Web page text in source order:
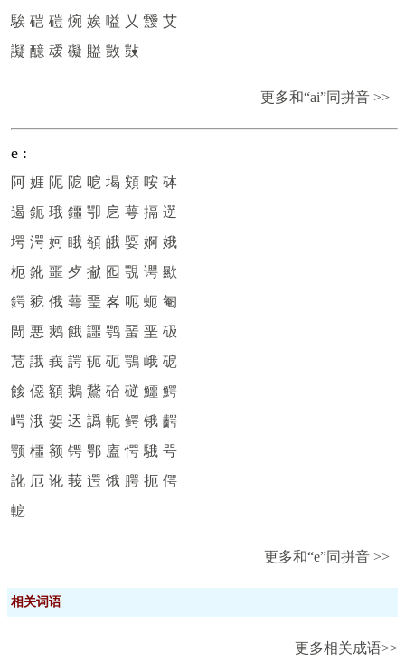
騃 硙 磑 焥 娭 嗌 乂 靉 艾
譺 醷 叆 礙 賹 敳 敱
更多和“ai”同拼音 >>
e :
阿 娾 阨 阸 呝 堨 頞 咹 砵
遏 鈪 珴 鑩 卾 戹 萼 搹 遻
堮 湂 妸 睋 頟 皒 娿 婀 娥
枙 鈋 噩 歺 擜 囮 覨 谔 歞
鍔 豟 俄 蕚 琧 峉 呃 蚅 匎
閜 悪 鹅 餓 讍 鹗 蝁 垩 砐
苊 誐 峩 諤 轭 砈 鶚 峨 砨
餩 僫 額 鵝 鵞 硆 磀 鱷 鰐
崿 涐 妿 迗 譌 軛 鳄 锇 齶
颚 櫮 额 锷 鄂 廅 愕 騀 咢
訛 厄 讹 莪 遌 饿 腭 扼 偔
軶
更多和“e”同拼音 >>
相关词语
更多相关成语>>